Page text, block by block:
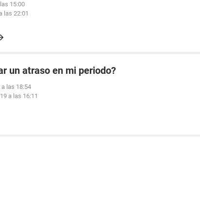
15:00
las 22:01
un atraso en mi periodo?
las 18:54
a las 16:11